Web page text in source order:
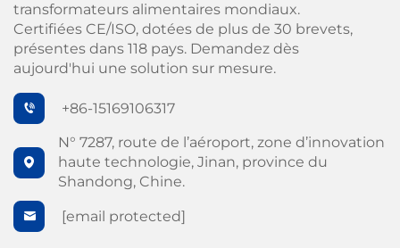
transformateurs alimentaires mondiaux.
Certifiées CE/ISO, dotées de plus de 30 brevets,
présentes dans 118 pays. Demandez dès
aujourd'hui une solution sur mesure.
+86-15169106317
N° 7287, route de l’aéroport, zone d’innovation
haute technologie, Jinan, province du
Shandong, Chine.
[email protected]